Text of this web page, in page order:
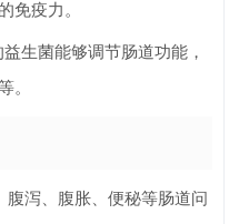
免疫力。
生菌能够调节肠道功能，
。
腹泻、腹胀、便秘等肠道问